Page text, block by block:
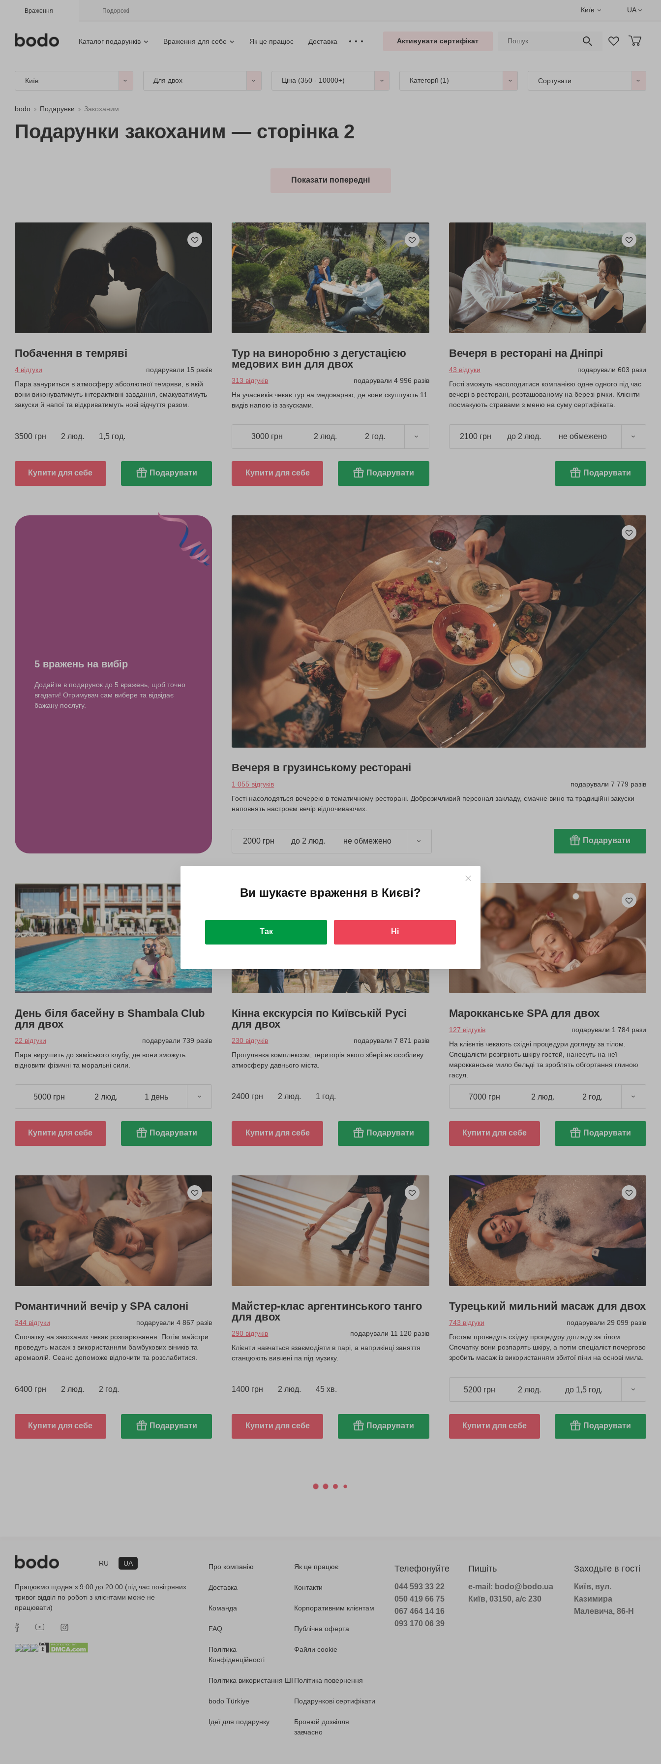
Враження Подорожі Київ UA
Каталог подарунків Враження для себе Як це працює Доставка Активувати сертифікат
Київ Для двох Ціна (350 - 10000+) Категорії (1) Сортувати
bodo Подарунки Закоханим
Подарунки закоханим — сторінка 2
Показати попередні
Побачення в темряві
4 відгуки
подарували 15 разів
Пара зануриться в атмосферу абсолютної темряви, в якій
вони виконуватимуть інтерактивні завдання, смакуватимуть
закуски й напої та відкриватимуть нові відчуття разом.
3500 грн 2 люд. 1,5 год.
Купити для себе Подарувати
Тур на виноробню з дегустацією
медових вин для двох
313 відгуків
подарували 4 996 разів
На учасників чекає тур на медоварню, де вони скуштують 11
видів напою із закусками.
3000 грн 2 люд. 2 год.
Купити для себе Подарувати
Вечеря в ресторані на Дніпрі
43 відгуки
подарували 603 рази
Гості зможуть насолодитися компанією одне одного під час
вечері в ресторані, розташованому на березі річки. Клієнти
посмакують стравами з меню на суму сертифіката.
2100 грн до 2 люд. не обмежено
Подарувати
5 вражень на вибір
Додайте в подарунок до 5 вражень, щоб точно
вгадати! Отримувач сам вибере та відвідає
бажану послугу.
Вечеря в грузинському ресторані
1 055 відгуків
подарували 7 779 разів
Гості насолодяться вечерею в тематичному ресторані. Доброзичливий персонал закладу, смачне вино та традиційні закуски
наповнять настроєм вечір відпочиваючих.
2000 грн до 2 люд. не обмежено Подарувати
День біля басейну в Shambala Club
для двох
22 відгуки
подарували 739 разів
Пара вирушить до заміського клубу, де вони зможуть
відновити фізичні та моральні сили.
5000 грн 2 люд. 1 день
Купити для себе Подарувати
Кінна екскурсія по Київській Русі
для двох
230 відгуків
подарували 7 871 разів
Прогулянка комплексом, територія якого зберігає особливу
атмосферу давнього міста.
2400 грн 2 люд. 1 год.
Купити для себе Подарувати
Марокканське SPA для двох
127 відгуків
подарували 1 784 рази
На клієнтів чекають східні процедури догляду за тілом.
Спеціалісти розігріють шкіру гостей, нанесуть на неї
марокканське мило бельді та зроблять обгортання глиною
гасул.
7000 грн 2 люд. 2 год.
Купити для себе Подарувати
Романтичний вечір у SPA салоні
344 відгуки
подарували 4 867 разів
Спочатку на закоханих чекає розпарювання. Потім майстри
проведуть масаж з використанням бамбукових віників та
аромаолій. Сеанс допоможе відпочити та розслабитися.
6400 грн 2 люд. 2 год.
Купити для себе Подарувати
Майстер-клас аргентинського танго
для двох
290 відгуків
подарували 11 120 разів
Клієнти навчаться взаємодіяти в парі, а наприкінці заняття
станцюють вивчені па під музику.
1400 грн 2 люд. 45 хв.
Купити для себе Подарувати
Турецький мильний масаж для двох
743 відгуки
подарували 29 099 разів
Гостям проведуть східну процедуру догляду за тілом.
Спочатку вони розпарять шкіру, а потім спеціаліст почергово
зробить масаж із використанням збитої піни на основі мила.
5200 грн 2 люд. до 1,5 год.
Купити для себе Подарувати
RU UA
Працюємо щодня з 9:00 до 20:00 (під час повітряних
тривог відділ по роботі з клієнтами може не
працювати)
Про компанію Як це працює
Доставка Контакти
Команда Корпоративним клієнтам
FAQ Публічна оферта
Політика
Конфіденційності
Файли cookie
Політика використання ШІ Політика повернення
bodo Türkiye Подарункові сертифікати
Ідеї для подарунку
Бронюй дозвілля
завчасно
Телефонуйте
044 593 33 22
050 419 66 75
067 464 14 16
093 170 06 39
Пишіть
e-mail: bodo@bodo.ua
Київ, 03150, а/с 230
Заходьте в гості
Київ, вул.
Казимира
Малевича, 86-Н
Ви шукаєте враження в Києві?
Так Ні